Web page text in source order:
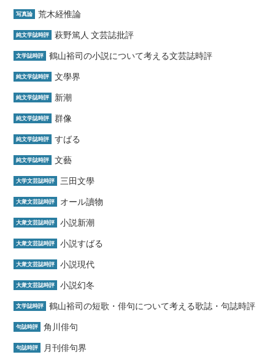
写真論 荒木経惟論
純文学誌時評 萩野篤人 文芸誌批評
文学誌時評 鶴山裕司の小説について考える文芸誌時評
純文学誌時評 文學界
純文学誌時評 新潮
純文学誌時評 群像
純文学誌時評 すばる
純文学誌時評 文藝
大学文芸誌時評 三田文學
大衆文芸誌時評 オール讀物
大衆文芸誌時評 小説新潮
大衆文芸誌時評 小説すばる
大衆文芸誌時評 小説現代
大衆文芸誌時評 小説幻冬
文学誌時評 鶴山裕司の短歌・俳句について考える歌誌・句誌時評
句誌時評 角川俳句
句誌時評 月刊俳句界